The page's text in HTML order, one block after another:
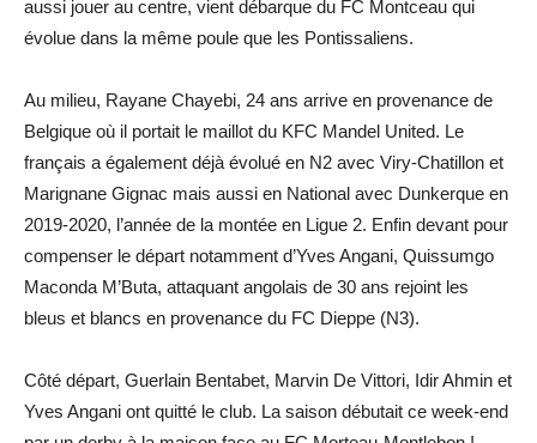
aussi jouer au centre, vient débarque du FC Montceau qui
évolue dans la même poule que les Pontissaliens.
Au milieu, Rayane Chayebi, 24 ans arrive en provenance de
Belgique où il portait le maillot du KFC Mandel United. Le
français a également déjà évolué en N2 avec Viry-Chatillon et
Marignane Gignac mais aussi en National avec Dunkerque en
2019-2020, l’année de la montée en Ligue 2. Enfin devant pour
compenser le départ notamment d’Yves Angani, Quissumgo
Maconda M’Buta, attaquant angolais de 30 ans rejoint les
bleus et blancs en provenance du FC Dieppe (N3).
Côté départ, Guerlain Bentabet, Marvin De Vittori, Idir Ahmin et
Yves Angani ont quitté le club. La saison débutait ce week-end